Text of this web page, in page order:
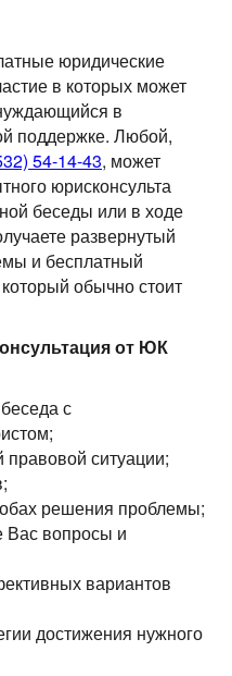
юридические
в которых может
в
поддержке. Любой,
54-14-43, может
юрисконсульта
беседы или в ходе
развернутый
и бесплатный
обычно стоит
от ЮК
с
ситуации;
решения проблемы;
Вас вопросы и
вариантов
достижения нужного